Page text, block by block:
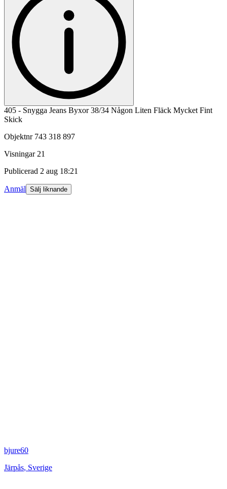
405 - Snygga Jeans Byxor 38/34 Någon Liten Fläck Mycket Fint
Skick
Objektnr 743 318 897
Visningar 21
Publicerad 2 aug 18:21
Anmäl Sälj liknande
bjure60
Järpås, Sverige